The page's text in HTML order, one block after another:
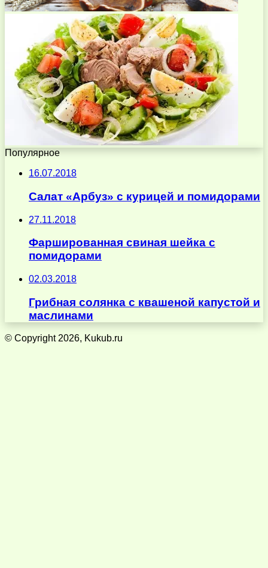
Популярное
16.07.2018
Салат «Арбуз» с курицей и помидорами
27.11.2018
Фаршированная свиная шейка с
помидорами
02.03.2018
Грибная солянка с квашеной капустой и
маслинами
© Copyright 2026, Kukub.ru